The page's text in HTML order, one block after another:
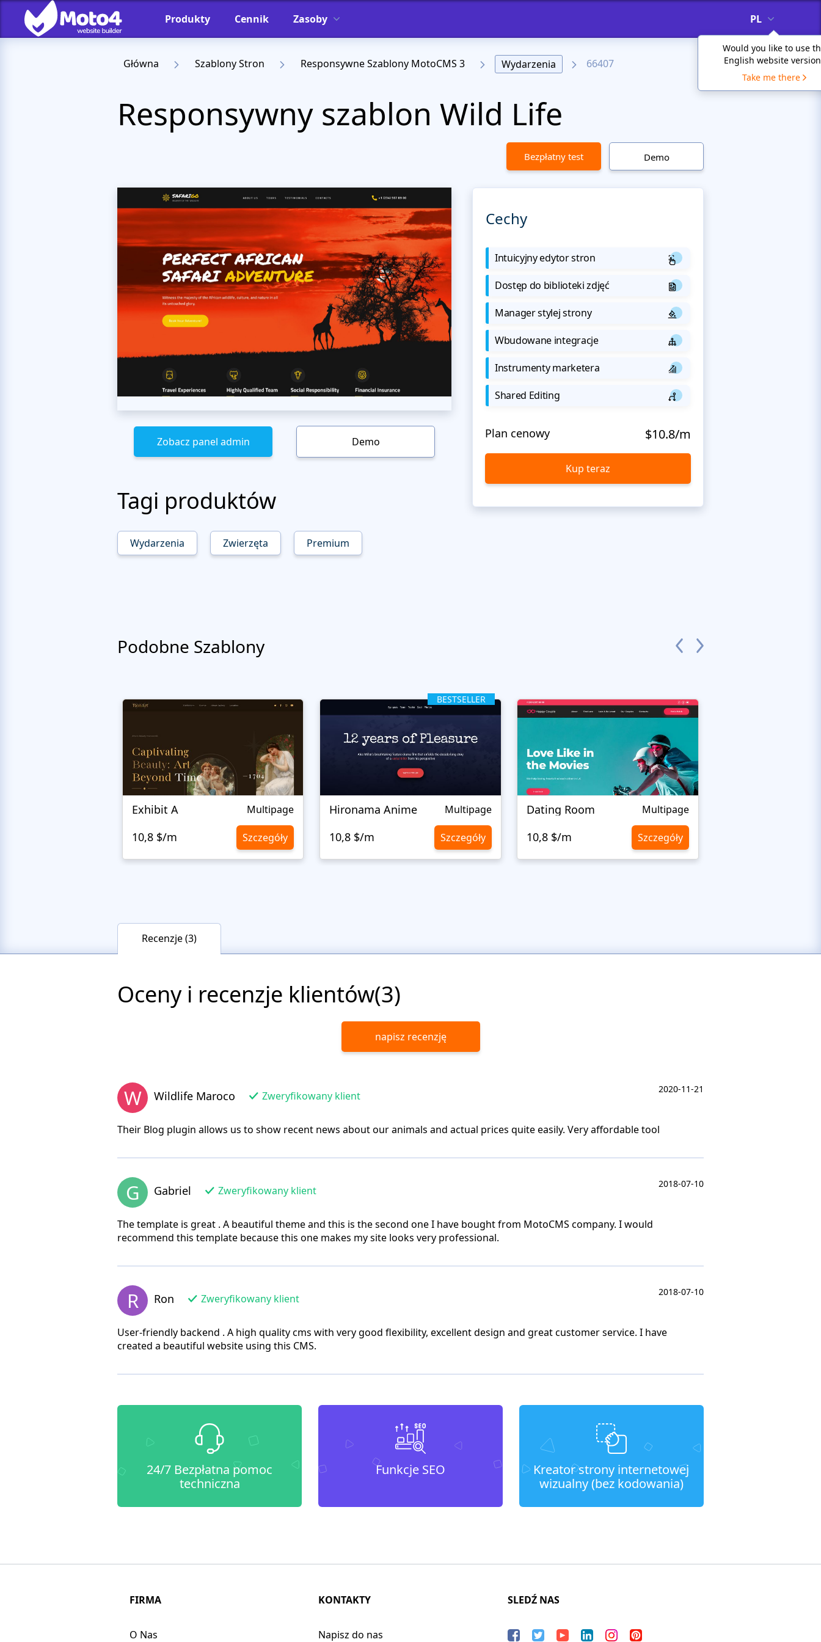
Produkty Cennik Zasoby PL
Would you like to use
English website
Take me there
Główna Szablony Stron Responsywne Szablony MotoCMS 3 Wydarzenia 66407
Responsywny szablon Wild Life
Bezpłatny test Demo
Zobacz panel admin Demo
Tagi produktów
Wydarzenia Zwierzęta Premium
Cechy
Intuicyjny edytor stron
Dostęp do biblioteki zdjęć
Manager stylej strony
Wbudowane integracje
Instrumenty marketera
Shared Editing
Plan cenowy $10.8/m
Kup teraz
Podobne Szablony
Exhibit A Multipage
10,8 $/m Szczegóły
BESTSELLER
Hironama Anime Multipage
10,8 $/m Szczegóły
Dating Room Multipage
10,8 $/m Szczegóły
Recenzje (3)
Oceny i recenzje klientów(3)
napisz recenzję
W Wildlife Maroco Zweryfikowany klient
2020-11-21
Their Blog plugin allows us to show recent news about our animals and actual prices quite easily. Very affordable tool
G Gabriel Zweryfikowany klient
2018-07-10
The template is great . A beautiful theme and this is the second one I have bought from MotoCMS company. I would
recommend this template because this one makes my site looks very professional.
R Ron Zweryfikowany klient
2018-07-10
User-friendly backend . A high quality cms with very good flexibility, excellent design and great customer service. I have
created a beautiful website using this CMS.
24/7 Bezpłatna pomoc
techniczna
Funkcje SEO
Kreator strony internetowej
wizualny (bez kodowania)
FIRMA
O Nas
KONTAKTY
Napisz do nas
SLEDŹ NAS